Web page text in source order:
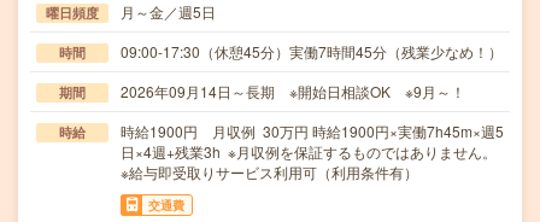
曜日頻度 月～金／週5日
時間 09:00-17:30（休憩45分）実働7時間45分（残業少なめ！）
期間 2026年09月14日～長期 ※開始日相談OK ※9月～！
時給
時給1900円 月収例 30万円 時給1900円×実働7h45m×週5
日×4週+残業3h ※月収例を保証するものではありません。
※給与即受取りサービス利用可（利用条件有）
交通費